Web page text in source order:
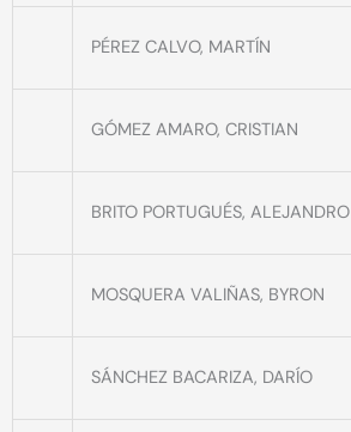
PÉREZ CALVO, MARTÍN
GÓMEZ AMARO, CRISTIAN
BRITO PORTUGUÉS, ALEJANDRO
MOSQUERA VALIÑAS, BYRON
SÁNCHEZ BACARIZA, DARÍO